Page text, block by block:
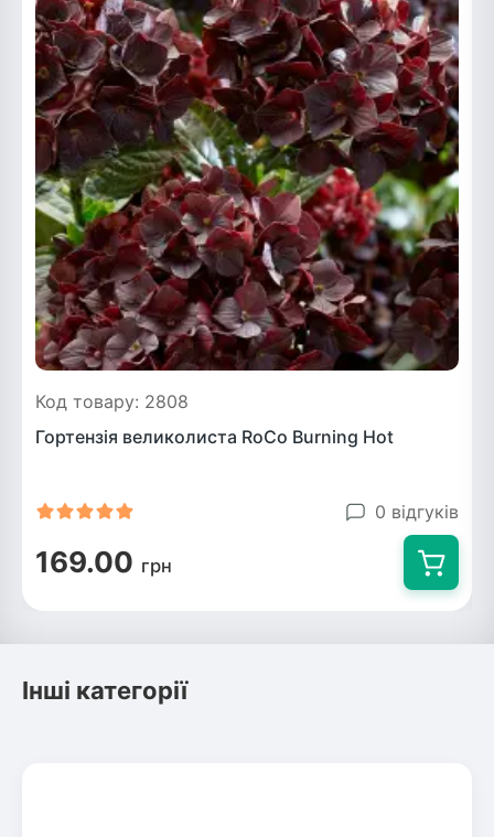
Код товару: 2808
Гортензія великолиста RoCo Burning Hot
0 відгуків
169.00 грн
Інші категорії